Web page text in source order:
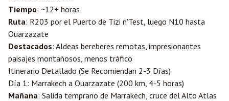
Tiempo: ~12+ horas
Ruta: R203 por el Puerto de Tizi n'Test, luego N10 hasta
Ouarzazate
Destacados: Aldeas bereberes remotas, impresionantes
paisajes montañosos, menos tráfico
Itinerario Detallado (Se Recomiendan 2-3 Días)
Día 1: Marrakech a Ouarzazate (200 km, 4-5 horas)
Mañana: Salida temprano de Marrakech, cruce del Alto Atlas